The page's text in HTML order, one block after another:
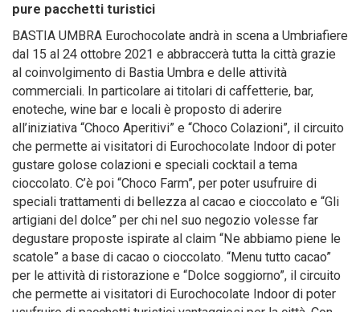
pure pacchetti turistici
BASTIA UMBRA Eurochocolate andrà in scena a Umbriafiere
dal 15 al 24 ottobre 2021 e abbraccerà tutta la città grazie
al coinvolgimento di Bastia Umbra e delle attività
commerciali. In particolare ai titolari di caffetterie, bar,
enoteche, wine bar e locali è proposto di aderire
all’iniziativa “Choco Aperitivi” e “Choco Colazioni”, il circuito
che permette ai visitatori di Eurochocolate Indoor di poter
gustare golose colazioni e speciali cocktail a tema
cioccolato. C’è poi “Choco Farm”, per poter usufruire di
speciali trattamenti di bellezza al cacao e cioccolato e “Gli
artigiani del dolce” per chi nel suo negozio volesse far
degustare proposte ispirate al claim “Ne abbiamo piene le
scatole” a base di cacao o cioccolato. “Menu tutto cacao”
per le attività di ristorazione e “Dolce soggiorno”, il circuito
che permette ai visitatori di Eurochocolate Indoor di poter